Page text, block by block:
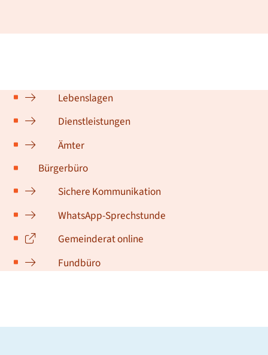
Lebenslagen
Dienstleistungen
Ämter
Bürgerbüro
Sichere Kommunikation
WhatsApp-Sprechstunde
Gemeinderat online
Fundbüro